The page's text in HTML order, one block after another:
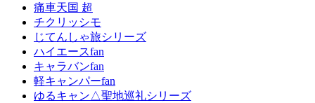
痛車天国 超
チクリッシモ
じてんしゃ旅シリーズ
ハイエースfan
キャラバンfan
軽キャンパーfan
ゆるキャン△聖地巡礼シリーズ